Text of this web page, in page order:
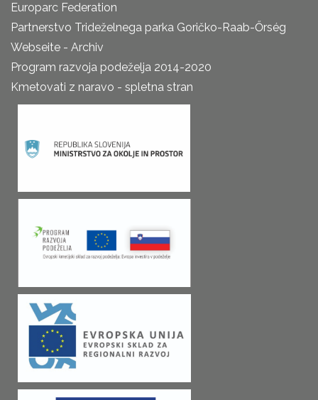
Europarc Federation
Partnerstvo Trideželnega parka Goričko-Raab-Őrség
Webseite - Archiv
Program razvoja podeželja 2014-2020
Kmetovati z naravo - spletna stran